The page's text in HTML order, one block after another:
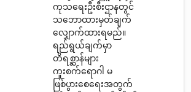
ကုသရေးဦးစီးဌာနတွင်
သဘောထားမှတ်ချက်
လျှောက်ထားရမည်။
ရည်ရွယ်ချက်မှာ
တိရစ္ဆာန်များ
ကူးစက်ရောဂါ မ
ဖြစ်ပွားစေရေးအတွက်